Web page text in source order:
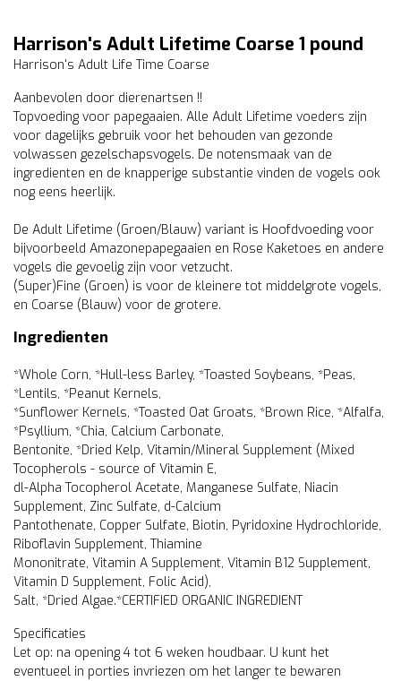
Harrison's Adult Lifetime Coarse 1 pound
Harrison's Adult Life Time Coarse
Aanbevolen door dierenartsen !!
Topvoeding voor papegaaien. Alle Adult Lifetime voeders zijn
voor dagelijks gebruik voor het behouden van gezonde
volwassen gezelschapsvogels. De notensmaak van de
ingredienten en de knapperige substantie vinden de vogels ook
nog eens heerlijk.
De Adult Lifetime (Groen/Blauw) variant is Hoofdvoeding voor
bijvoorbeeld Amazonepapegaaien en Rose Kaketoes en andere
vogels die gevoelig zijn voor vetzucht.
(Super)Fine (Groen) is voor de kleinere tot middelgrote vogels,
en Coarse (Blauw) voor de grotere.
Ingredienten
*Whole Corn, *Hull-less Barley, *Toasted Soybeans, *Peas,
*Lentils, *Peanut Kernels,
*Sunflower Kernels, *Toasted Oat Groats, *Brown Rice, *Alfalfa,
*Psyllium, *Chia, Calcium Carbonate,
Bentonite, *Dried Kelp, Vitamin/Mineral Supplement (Mixed
Tocopherols - source of Vitamin E,
dl-Alpha Tocopherol Acetate, Manganese Sulfate, Niacin
Supplement, Zinc Sulfate, d-Calcium
Pantothenate, Copper Sulfate, Biotin, Pyridoxine Hydrochloride,
Riboflavin Supplement, Thiamine
Mononitrate, Vitamin A Supplement, Vitamin B12 Supplement,
Vitamin D Supplement, Folic Acid),
Salt, *Dried Algae.*CERTIFIED ORGANIC INGREDIENT
Specificaties
Let op: na opening 4 tot 6 weken houdbaar. U kunt het
eventueel in porties invriezen om het langer te bewaren